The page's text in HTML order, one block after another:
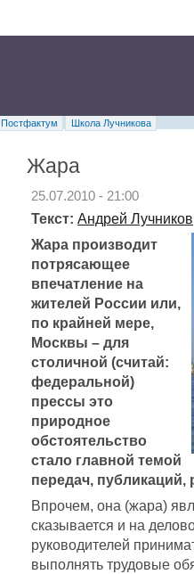
Постфактум
Школа Лучникова
Жара
25.07.2010 - 21:00
Текст: Андрей Лучников
Жара производит
потрясающее
впечатление на
жителей России или,
по крайней мере,
Москвы – для
столичной (считай:
федеральной)
прессы это
природное
обстоятельство
стало главной темой
передач, публикаций,
Впрочем, она (жара)
сказывается и на
руководителей
выполнять трудовые